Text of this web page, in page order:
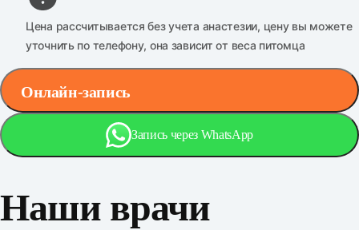
Цена рассчитывается без учета анастезии, цену вы можете
уточнить по телефону, она зависит от веса питомца
Онлайн-запись
Запись через WhatsApp
Наши врачи